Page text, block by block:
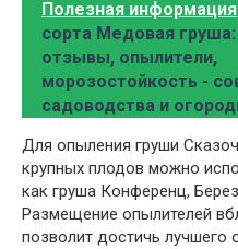
Полезная информация
сорта Медовая
отзывы, опылители,
морозостойкость -
садоводства и
Для опыления груши
крупных плодов можно
как груша Конференц,
Размещение опылителей
позволит достичь лучшего